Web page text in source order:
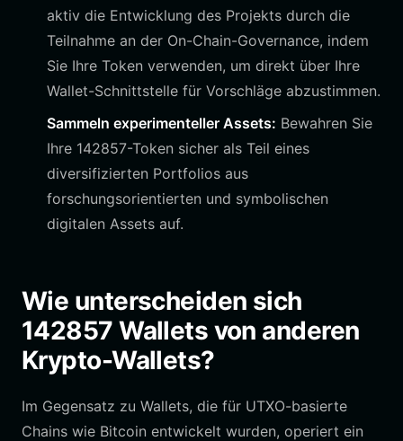
aktiv die Entwicklung des Projekts durch die
Teilnahme an der On-Chain-Governance, indem
Sie Ihre Token verwenden, um direkt über Ihre
Wallet-Schnittstelle für Vorschläge abzustimmen.
Sammeln experimenteller Assets: Bewahren Sie
Ihre 142857-Token sicher als Teil eines
diversifizierten Portfolios aus
forschungsorientierten und symbolischen
digitalen Assets auf.
Wie unterscheiden sich
142857 Wallets von anderen
Krypto-Wallets?
Im Gegensatz zu Wallets, die für UTXO-basierte
Chains wie Bitcoin entwickelt wurden, operiert ein